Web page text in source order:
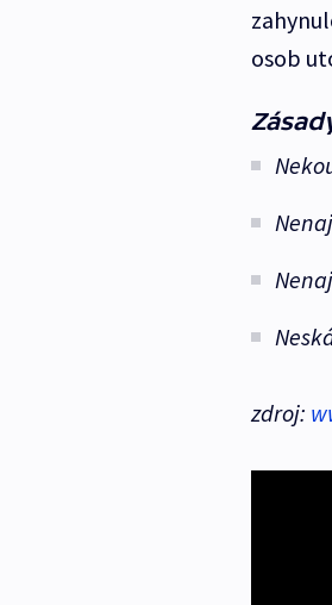
osob
zdroj: